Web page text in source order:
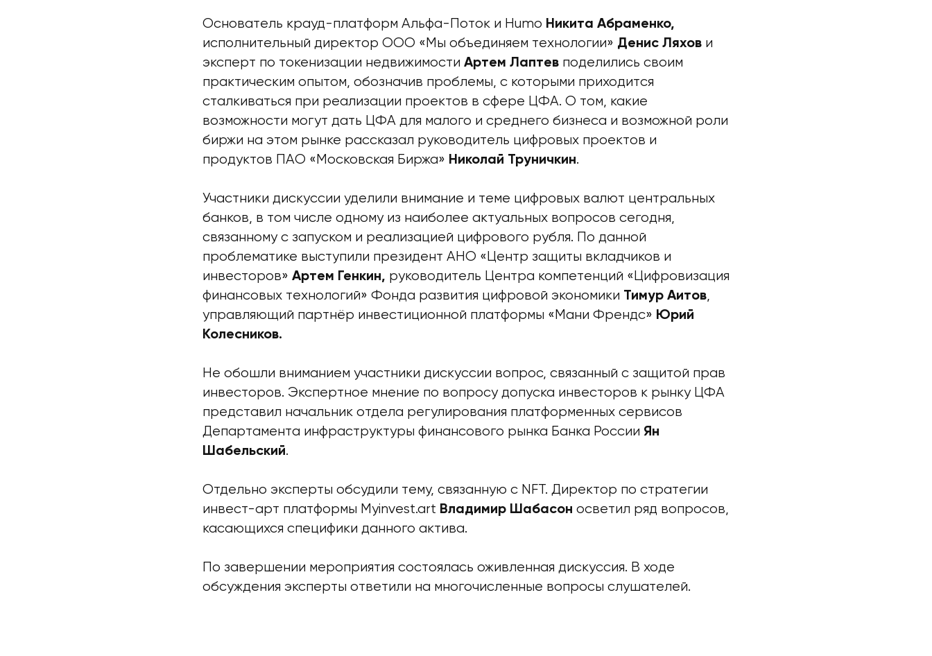
Основатель крауд-платформ Альфа-Поток и Humo Никита Абраменко,
исполнительный директор ООО «Мы объединяем технологии» Денис Ляхов и
эксперт по токенизации недвижимости Артем Лаптев поделились своим
практическим опытом, обозначив проблемы, с которыми приходится
сталкиваться при реализации проектов в сфере ЦФА. О том, какие
возможности могут дать ЦФА для малого и среднего бизнеса и возможной роли
биржи на этом рынке рассказал руководитель цифровых проектов и
продуктов ПАО «Московская Биржа» Николай Труничкин.
Участники дискуссии уделили внимание и теме цифровых валют центральных
банков, в том числе одному из наиболее актуальных вопросов сегодня,
связанному с запуском и реализацией цифрового рубля. По данной
проблематике выступили президент АНО «Центр защиты вкладчиков и
инвесторов» Артем Генкин, руководитель Центра компетенций «Цифровизация
финансовых технологий» Фонда развития цифровой экономики Тимур Аитов,
управляющий партнёр инвестиционной платформы «Мани Френдс» Юрий
Колесников.
Не обошли вниманием участники дискуссии вопрос, связанный с защитой прав
инвесторов. Экспертное мнение по вопросу допуска инвесторов к рынку ЦФА
представил начальник отдела регулирования платформенных сервисов
Департамента инфраструктуры финансового рынка Банка России Ян
Шабельский.
Отдельно эксперты обсудили тему, связанную с NFT. Директор по стратегии
инвест-арт платформы Myinvest.art Владимир Шабасон осветил ряд вопросов,
касающихся специфики данного актива.
По завершении мероприятия состоялась оживленная дискуссия. В ходе
обсуждения эксперты ответили на многочисленные вопросы слушателей.